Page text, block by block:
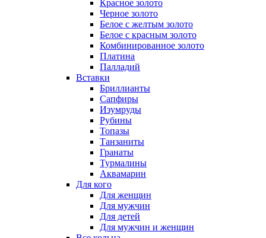
Красное золото
Черное золото
Белое с желтым золото
Белое с красным золото
Комбинированное золото
Платина
Палладий
Вставки
Бриллианты
Сапфиры
Изумруды
Рубины
Топазы
Танзаниты
Гранаты
Турмалины
Аквамарин
Для кого
Для женщин
Для мужчин
Для детей
Для мужчин и женщин